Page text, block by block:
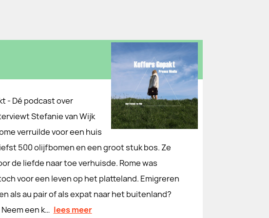
- Dé podcast over
Stefanie van Wijk
verruilde voor een huis
500 olijfbomen en een groot stuk bos. Ze
de liefde naar toe verhuisde. Rome was
voor een leven op het platteland. Emigreren
als au pair of als expat naar het buitenland?
een k… lees meer